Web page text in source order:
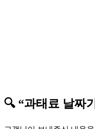
🔍 “과태료 날짜